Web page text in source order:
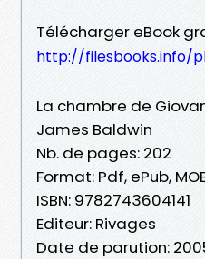
Télécharger eBook
http://filesbooks.info/
La chambre de
James Baldwin
Nb. de pages: 202
Format: Pdf, ePub,
ISBN: 9782743604141
Editeur: Rivages
Date de parution: